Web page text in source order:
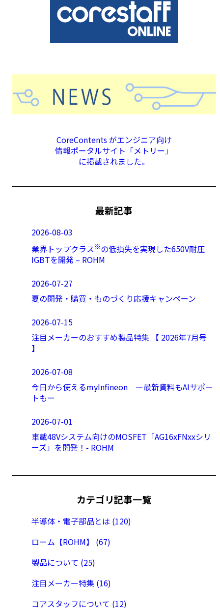
CoreContents がエンジニア向け
情報ポータルサイト「メトリー」
に掲載されました。
最新記事
2026-08-03
業界トップクラス ※の低損失を実現した650V耐圧
IGBTを開発 – ROHM
2026-07-27
夏の開発・購買・ものづくり応援キャンペーン
2026-07-15
注目メーカーのおすすめ製品特集 【 2026年7月号
】
2026-07-08
今日から使えるmyInfineon ー最新資料もAIサポー
トもー
2026-07-01
車載48Vシステム向けのMOSFET「AG16xFNxxシリ
ーズ」を開発！- ROHM
カテゴリ記事一覧
半導体・電子部品とは (120)
ローム【ROHM】 (67)
製品について (25)
注目メーカー特集 (16)
コアスタッフについて (12)